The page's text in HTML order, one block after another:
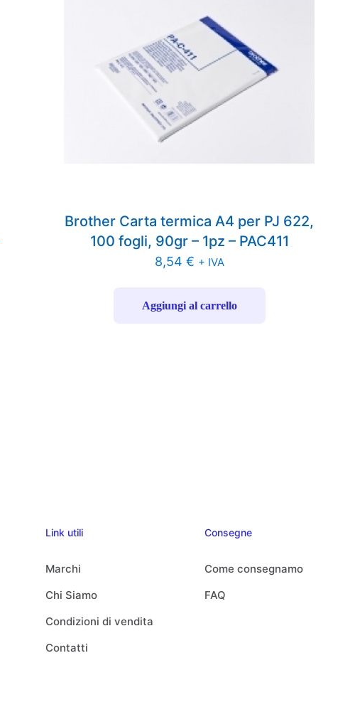
Brother Carta termica A4 per PJ 622,
100 fogli, 90gr – 1pz – PAC411
8,54 € + IVA
Aggiungi al carrello
Link utili
Marchi
Chi Siamo
Condizioni di vendita
Contatti
Consegne
Come consegnamo
FAQ